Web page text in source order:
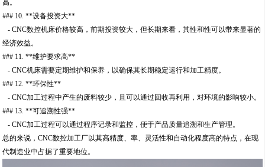
高。
### 10. **设备投资大**
- CNC数控机床价格较高，前期投资较大，但长期来看，其性和性可以带来显著的
经济效益。
### 11. **维护要求高**
- CNC机床需要定期维护和保养，以确保其长期稳定运行和加工精度。
### 12. **环保性**
- CNC加工过程中产生的废料较少，且可以通过回收再利用，对环境的影响较小。
### 13. **可追溯性强**
- CNC加工过程可以通过程序记录和监控，便于产品质量追溯和生产管理。
总的来说，CNC数控加工厂以其高精度、率、灵活性和自动化程度高的特点，在现
代制造业中占据了重要地位。